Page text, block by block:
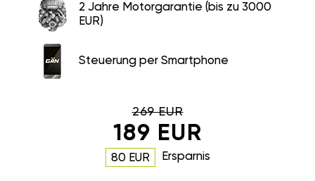
2 Jahre Motorgarantie (bis zu 3000
EUR)
Steuerung per Smartphone
269 EUR
189 EUR
80 EUR Ersparnis